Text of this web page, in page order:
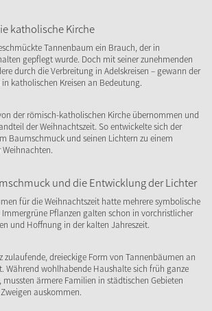
katholische Kirche
Tannenbaum ein Brauch, der in
gepflegt wurde. Doch mit seiner zunehmenden
durch die Verbreitung in Adelskreisen – gewann der
katholischen Kreisen an Bedeutung.
der römisch-katholischen Kirche übernommen und
der Weihnachtszeit. So entwickelte sich der
Baumschmuck und seinen Lichtern zu einem
und die Entwicklung der Lichter
für die Weihnachtszeit hatte mehrere symbolische
Pflanzen galten schon in vorchristlicher
und Hoffnung in der kalten Jahreszeit.
zulaufende, dreieckige Form von Tannenbäumen an
Während wohlhabende Haushalte sich früh ganze
ärmere Familien in städtischen Gebieten
auskommen.